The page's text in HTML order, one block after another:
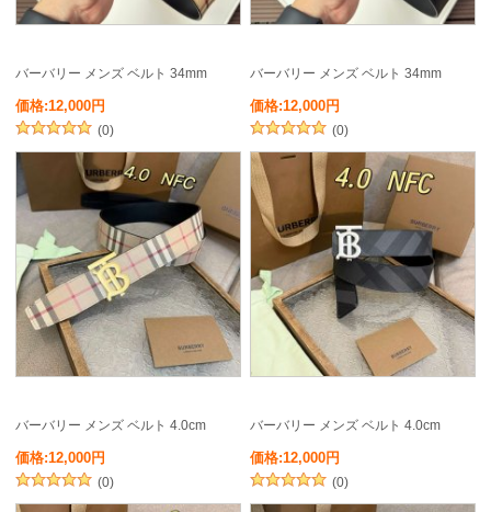
バーバリー メンズ ベルト 34mm
価格:12,000円
(0)
バーバリー メンズ ベルト 34mm
価格:12,000円
(0)
バーバリー メンズ ベルト 4.0cm
価格:12,000円
(0)
バーバリー メンズ ベルト 4.0cm
価格:12,000円
(0)